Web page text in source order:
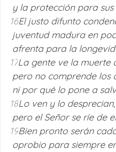
y la protección para sus
16El justo difunto
juventud madura en
afrenta para la
17La gente ve la muerte
pero no comprende los
ni por qué lo pone a
18Lo ven y lo desprecian,
pero el Señor se ríe de
19Bien pronto serán
oprobio para siempre